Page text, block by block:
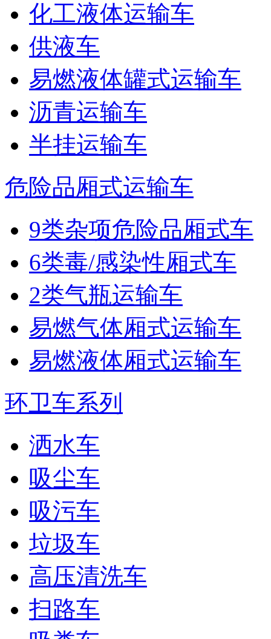
化工液体运输车
供液车
易燃液体罐式运输车
沥青运输车
半挂运输车
危险品厢式运输车
9类杂项危险品厢式车
6类毒/感染性厢式车
2类气瓶运输车
易燃气体厢式运输车
易燃液体厢式运输车
环卫车系列
洒水车
吸尘车
吸污车
垃圾车
高压清洗车
扫路车